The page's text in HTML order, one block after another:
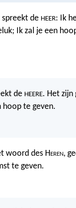
de HEER: Ik
Ik zal je een
de HEERE. Het zijn
te geven.
woord des Heren,
te geven.